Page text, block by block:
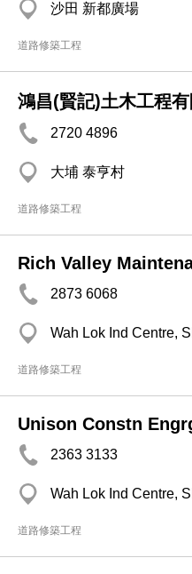
沙田 新都廣場
道路修築工程
鴻昌(賢記)土木工程有
2720 4896
大埔 泰亨村
道路修築工程
Rich Valley
2873 6068
Wah Lok Ind Centre,
道路修築工程
Unison Constn
2363 3133
Wah Lok Ind Centre,
道路修築工程